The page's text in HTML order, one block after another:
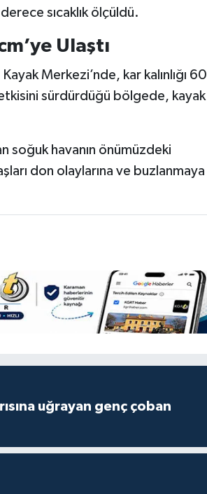
sıcaklık ölçüldü.
Ulaştı
Merkezi’nde, kar kalınlığı 60
sürdürdüğü bölgede, kayak
havanın önümüzdeki
don olaylarına ve buzlanmaya
uğrayan genç çoban